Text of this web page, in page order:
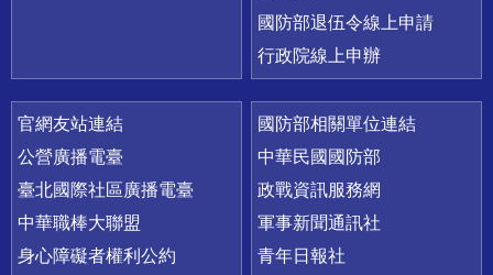
國防部退伍令線上申請
行政院線上申辦
官網友站連結
公營廣播電臺
臺北國際社區廣播電臺
中華職棒大聯盟
身心障礙者權利公約
國防部相關單位連結
中華民國國防部
政戰資訊服務網
軍事新聞通訊社
青年日報社